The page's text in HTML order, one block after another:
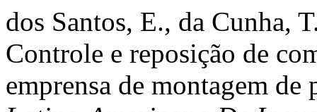
dos Santos, E., da Cunha,
Controle e reposição de
emprensa de montagem